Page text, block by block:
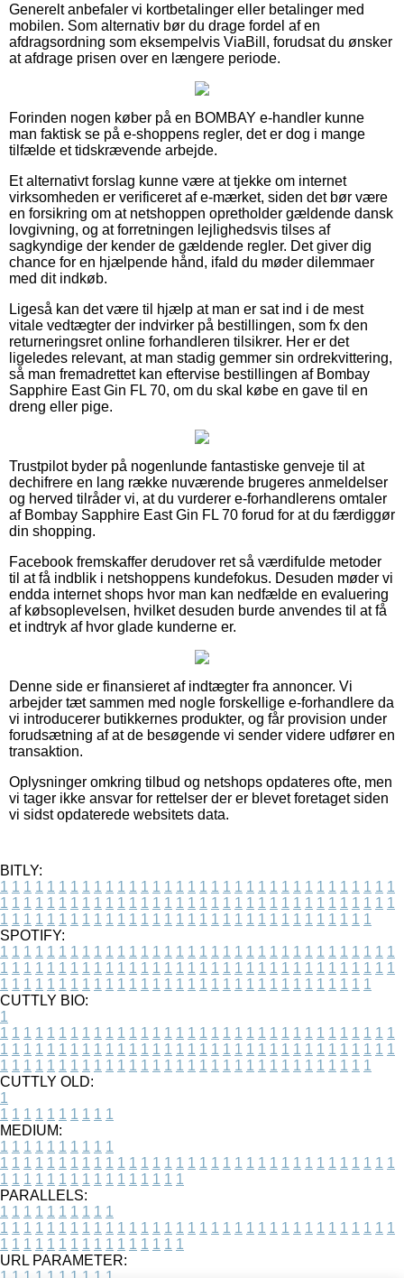
Generelt anbefaler vi kortbetalinger eller betalinger med
mobilen. Som alternativ bør du drage fordel af en
afdragsordning som eksempelvis ViaBill, forudsat du ønsker
at afdrage prisen over en længere periode.
Forinden nogen køber på en BOMBAY e-handler kunne
man faktisk se på e-shoppens regler, det er dog i mange
tilfælde et tidskrævende arbejde.
Et alternativt forslag kunne være at tjekke om internet
virksomheden er verificeret af e-mærket, siden det bør være
en forsikring om at netshoppen opretholder gældende dansk
lovgivning, og at forretningen lejlighedsvis tilses af
sagkyndige der kender de gældende regler. Det giver dig
chance for en hjælpende hånd, ifald du møder dilemmaer
med dit indkøb.
Ligeså kan det være til hjælp at man er sat ind i de mest
vitale vedtægter der indvirker på bestillingen, som fx den
returneringsret online forhandleren tilsikrer. Her er det
ligeledes relevant, at man stadig gemmer sin ordrekvittering,
så man fremadrettet kan eftervise bestillingen af Bombay
Sapphire East Gin FL 70, om du skal købe en gave til en
dreng eller pige.
Trustpilot byder på nogenlunde fantastiske genveje til at
dechifrere en lang række nuværende brugeres anmeldelser
og herved tilråder vi, at du vurderer e-forhandlerens omtaler
af Bombay Sapphire East Gin FL 70 forud for at du færdiggør
din shopping.
Facebook fremskaffer derudover ret så værdifulde metoder
til at få indblik i netshoppens kundefokus. Desuden møder vi
endda internet shops hvor man kan nedfælde en evaluering
af købsoplevelsen, hvilket desuden burde anvendes til at få
et indtryk af hvor glade kunderne er.
Denne side er finansieret af indtægter fra annoncer. Vi
arbejder tæt sammen med nogle forskellige e-forhandlere da
vi introducerer butikkernes produkter, og får provision under
forudsætning af at de besøgende vi sender videre udfører en
transaktion.
Oplysninger omkring tilbud og netshops opdateres ofte, men
vi tager ikke ansvar for rettelser der er blevet foretaget siden
vi sidst opdaterede websitets data.
BITLY:
1 1 1 1 1 1 1 1 1 1 1 1 1 1 1 1 1 1 1 1 1 1 1 1 1 1 1 1 1 1 1 1 1 1
1 1 1 1 1 1 1 1 1 1 1 1 1 1 1 1 1 1 1 1 1 1 1 1 1 1 1 1 1 1 1 1 1 1
1 1 1 1 1 1 1 1 1 1 1 1 1 1 1 1 1 1 1 1 1 1 1 1 1 1 1 1 1 1 1 1
SPOTIFY:
1 1 1 1 1 1 1 1 1 1 1 1 1 1 1 1 1 1 1 1 1 1 1 1 1 1 1 1 1 1 1 1 1 1
1 1 1 1 1 1 1 1 1 1 1 1 1 1 1 1 1 1 1 1 1 1 1 1 1 1 1 1 1 1 1 1 1 1
1 1 1 1 1 1 1 1 1 1 1 1 1 1 1 1 1 1 1 1 1 1 1 1 1 1 1 1 1 1 1 1
CUTTLY BIO:
1
1 1 1 1 1 1 1 1 1 1 1 1 1 1 1 1 1 1 1 1 1 1 1 1 1 1 1 1 1 1 1 1 1 1
1 1 1 1 1 1 1 1 1 1 1 1 1 1 1 1 1 1 1 1 1 1 1 1 1 1 1 1 1 1 1 1 1 1
1 1 1 1 1 1 1 1 1 1 1 1 1 1 1 1 1 1 1 1 1 1 1 1 1 1 1 1 1 1 1 1
CUTTLY OLD:
1
1 1 1 1 1 1 1 1 1 1
MEDIUM:
1 1 1 1 1 1 1 1 1 1
1 1 1 1 1 1 1 1 1 1 1 1 1 1 1 1 1 1 1 1 1 1 1 1 1 1 1 1 1 1 1 1 1 1
1 1 1 1 1 1 1 1 1 1 1 1 1 1 1 1
PARALLELS:
1 1 1 1 1 1 1 1 1 1
1 1 1 1 1 1 1 1 1 1 1 1 1 1 1 1 1 1 1 1 1 1 1 1 1 1 1 1 1 1 1 1 1 1
1 1 1 1 1 1 1 1 1 1 1 1 1 1 1 1
URL PARAMETER: